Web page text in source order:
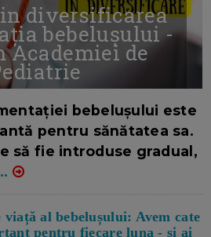
in diversificarea
bebelușului -
Academiei de
bebelușului este
pentru sănătatea sa.
să fie introduse gradual,
al bebelușului: Avem cate
pentru fiecare luna - si ai